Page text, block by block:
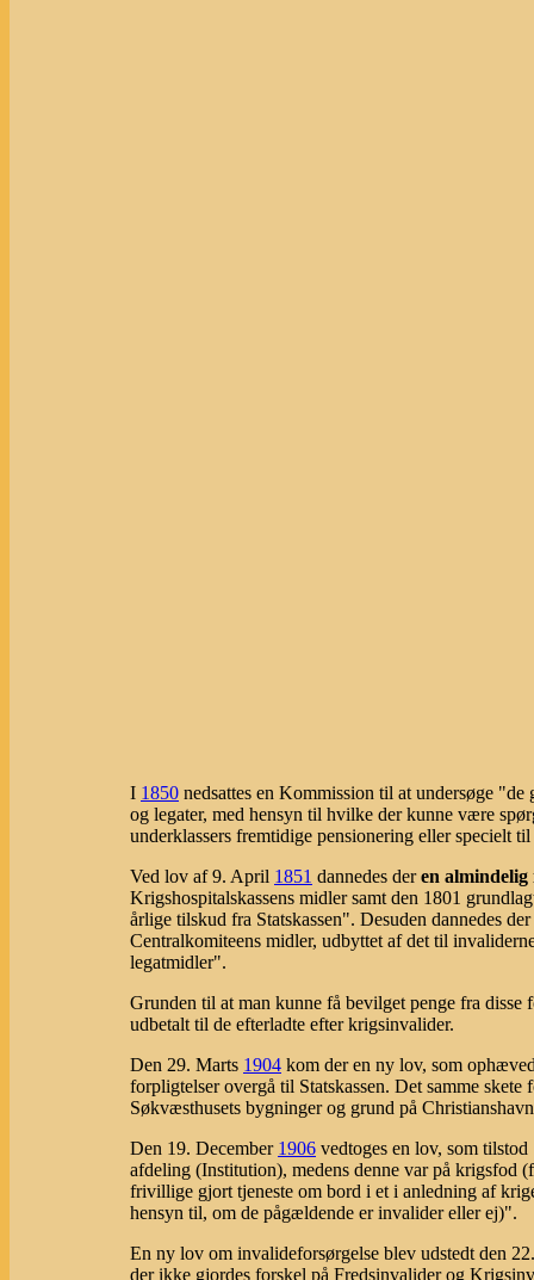
I 1850 nedsattes en Kommission til at undersøge
og legater, med hensyn til hvilke der kunne være
underklassers fremtidige pensionering eller specielt
Ved lov af 9. April 1851 dannedes deren
Krigshospitalskassens midler samt den 1801
årlige tilskud fra Statskassen". Desuden dannedes der
Centralkomiteens midler, udbyttet af det til
legatmidler".
Grunden til at man kunne få bevilget penge fra
udbetalt til de efterladte efter krigsinvalider.
Den 29. Marts 1904 kom der en ny lov, som
forpligtelser overgå til Statskassen. Det samme
Søkvæsthusets bygninger og grund på
Den 19. December 1906 vedtoges en lov, som
afdeling (Institution), medens denne var på krigsfod
frivillige gjort tjeneste om bord i et i anledning af
hensyn til, om de pågældende er invalider eller ej)".
En ny lov om invalideforsørgelse blev udstedt den
der ikke gjordes forskel på Fredsinvalider og